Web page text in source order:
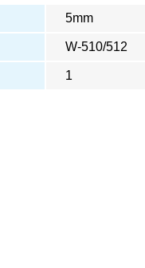
5mm
W-510/512
1